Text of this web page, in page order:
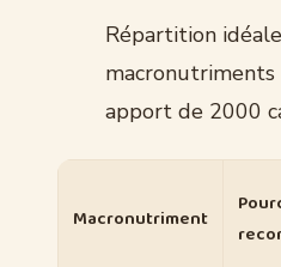
Répartition
apport de 2000
Macronutriment